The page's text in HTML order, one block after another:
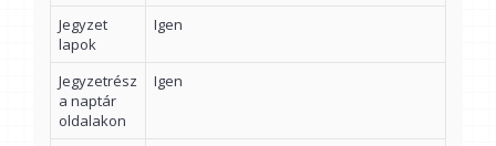
Jegyzet
lapok
Igen
Jegyzetrész
a naptár
oldalakon
Igen